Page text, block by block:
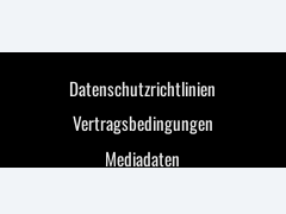
Datenschutzrichtlinien
Vertragsbedingungen
Mediadaten